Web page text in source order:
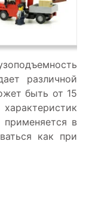
различной
быть от 15
в
как при